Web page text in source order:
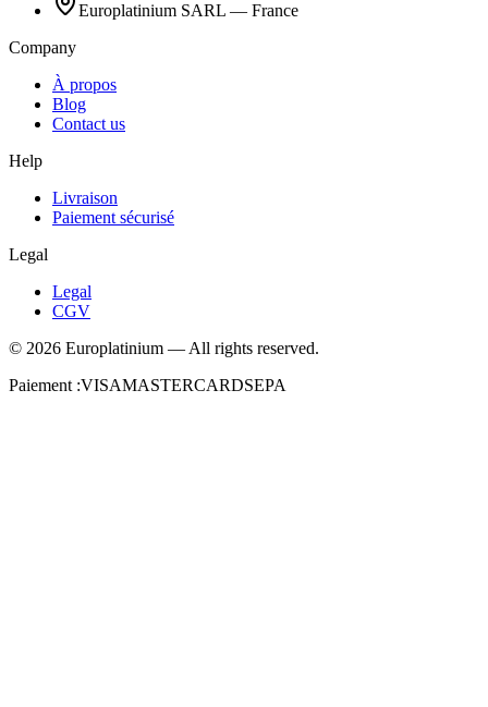
Europlatinium SARL — France
Company
À propos
Blog
Contact us
Help
Livraison
Paiement sécurisé
Legal
Legal
CGV
© 2026 Europlatinium — All rights reserved.
Paiement :VISAMASTERCARDSEPA